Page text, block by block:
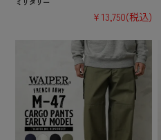
¥13,750(税込)